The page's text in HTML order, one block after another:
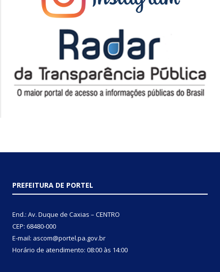
PREFEITURA DE PORTEL
End.: Av. Duque de Caxias – CENTRO
CEP: 68480-000
E-mail: ascom@portel.pa.gov.br
Horário de atendimento: 08:00 às 14:00